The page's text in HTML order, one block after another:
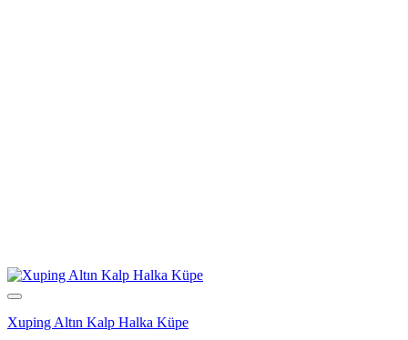
Xuping Altın Kalp Halka Küpe